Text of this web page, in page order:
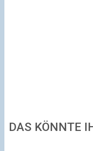
DAS KÖNNTE